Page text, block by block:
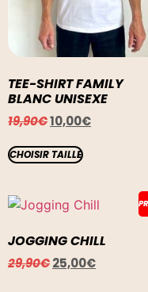
TEE-SHIRT FAMILY
BLANC UNISEXE
19,90€10,00€
CHOISIR TAILLE
JOGGING CHILL
29,90€25,00€